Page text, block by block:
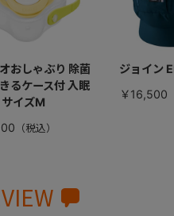
おしゃぶり 除菌
るケース付 入眠
サイズM
ジョイン
￥16,500